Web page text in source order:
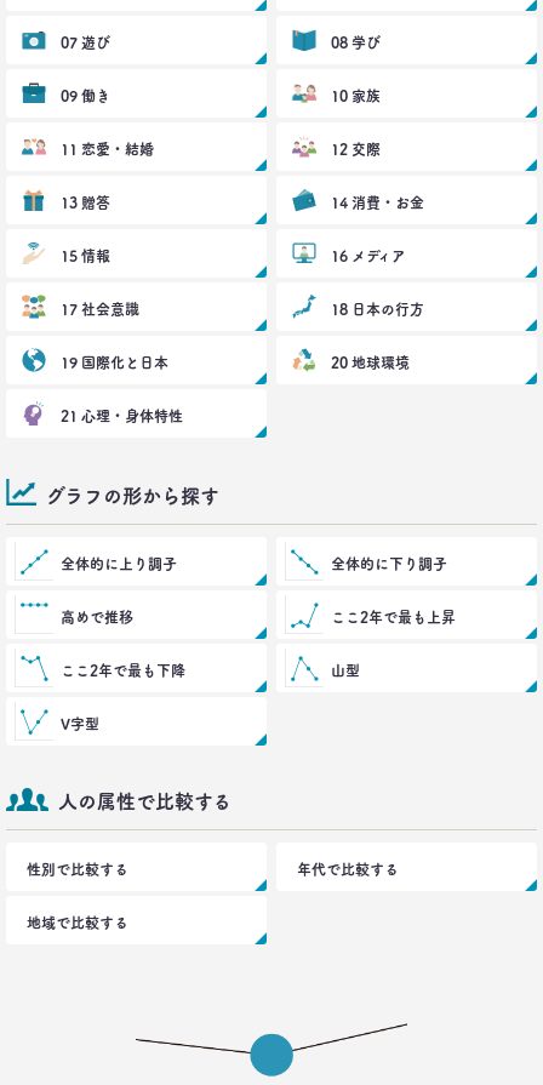
博報堂買物研究所 上席研究員
2017.03.29
茶色く染まる、日本の食卓
生活総研 上席研究員
夏山明美
スマホ時代の「偶然」との出会いかた
2016.12.14
トランプ勝利―自国第一・内向き志向はアメリカだ
2016.11.30
博報堂 こそだて家族研究所
2016.10.27
生活定点から見えてくる、｢新しい大人の関係性消
費｣
博報堂 新しい大人文化研究所
どんな人だか言ってみせましょう」
博報堂ＤＹメディアパートナーズ メディア環境研究所 主席研究員
藤原将史
07 遊び 08 学び
09 働き 10 家族
11 恋愛・結婚 12 交際
13 贈答 14 消費・お金
15 情報 16 メディア
17 社会意識 18 日本の行方
19 国際化と日本 20 地球環境
21 心理・身体特性
グラフの形から探す
全体的に上り調子 全体的に下り調子
高めで推移 ここ2年で最も上昇
ここ2年で最も下降 山型
V字型
人の属性で比較する
性別で比較する 年代で比較する
地域で比較する